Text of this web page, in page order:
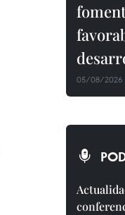
05/08/2026